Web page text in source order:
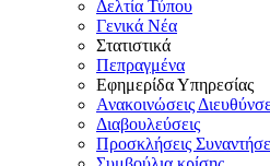
Δελτία Τύπου
Γενικά Νέα
Στατιστικά
Πεπραγμένα
Εφημερίδα Υπηρεσίας
Ανακοινώσεις
Διαβουλεύσεις
Προσκλήσεις